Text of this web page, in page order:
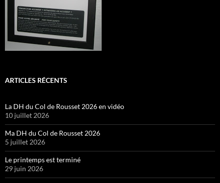
ARTICLES RÉCENTS
La DH du Col de Rousset 2026 en vidéo
10 juillet 2026
Ma DH du Col de Rousset 2026
5 juillet 2026
Le printemps est terminé
29 juin 2026